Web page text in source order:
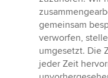
gemeinsam
verworfen,
umgesetzt. Die
jeder Zeit